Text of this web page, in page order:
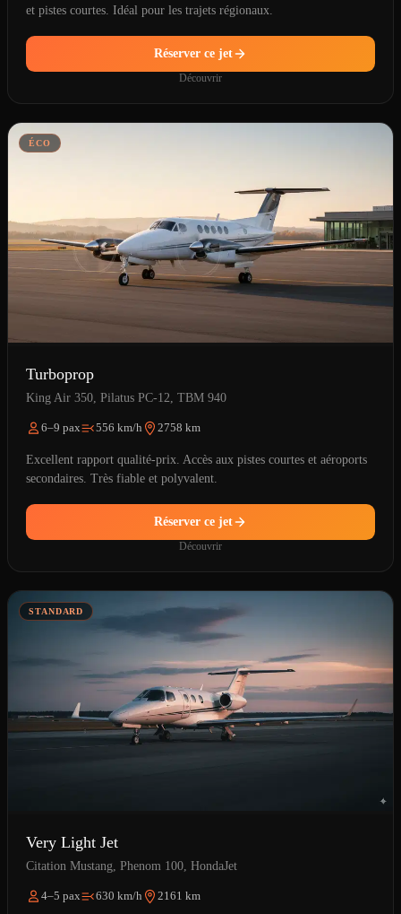
et pistes courtes. Idéal pour les trajets régionaux.
Réserver ce jet
Découvrir
ÉCO
Turboprop
King Air 350, Pilatus PC-12, TBM 940
6–9 pax 556 km/h 2758 km
Excellent rapport qualité-prix. Accès aux pistes courtes et aéroports
secondaires. Très fiable et polyvalent.
Réserver ce jet
Découvrir
STANDARD
Very Light Jet
Citation Mustang, Phenom 100, HondaJet
4–5 pax 630 km/h 2161 km